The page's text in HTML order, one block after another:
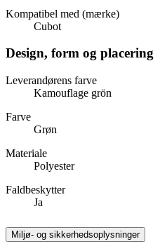
Kompatibel med (mærke)
Cubot
Design, form og placering
Leverandørens farve
Kamouflage grön
Farve
Grøn
Materiale
Polyester
Faldbeskytter
Ja
Miljø- og sikkerhedsoplysninger